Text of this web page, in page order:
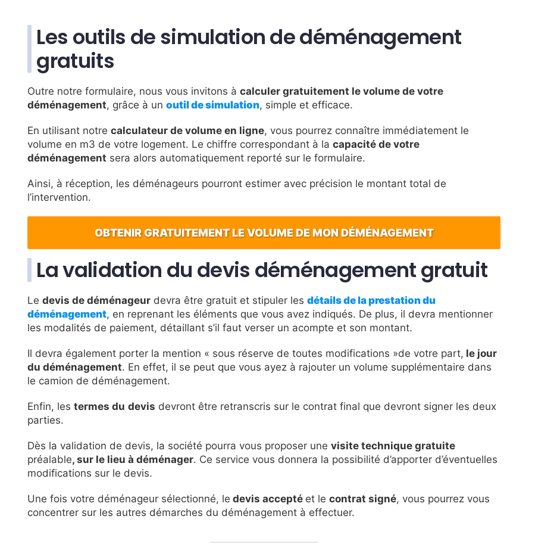
Les outils de simulation de déménagement
gratuits
Outre notre formulaire, nous vous invitons àcalculer gratuitement le volume de votre
déménagement, grâce à unoutil de simulation, simple et efficace.
En utilisant notrecalculateur de volume en ligne, vous pourrez connaître immédiatement le
volume en m3 de votre logement. Le chiffre correspondant à lacapacité de votre
déménagement sera alors automatiquement reporté sur le formulaire.
Ainsi, à réception, les déménageurs pourront estimer avec précision le montant total de
l’intervention.
OBTENIR GRATUITEMENT LE VOLUME DE MON DÉMÉNAGEMENT
La validation du devis déménagement gratuit
Ledevis de déménageur devra être gratuit et stipuler lesdétails de la prestation du
déménagement, en reprenant les éléments que vous avez indiqués. De plus, il devra mentionner
les modalités de paiement, détaillant s’il faut verser un acompte et son montant.
Il devra également porter la mention « sous réserve de toutes modifications »de votre part, le jour
du déménagement. En effet, il se peut que vous ayez à rajouter un volume supplémentaire dans
le camion de déménagement.
Enfin, lestermes du devis devront être retranscris sur le contrat final que devront signer les deux
parties.
Dès la validation de devis, la société pourra vous proposer unevisite technique gratuite
préalable, sur le lieu à déménager. Ce service vous donnera la possibilité d’apporter d’éventuelles
modifications sur le devis.
Une fois votre déménageur sélectionné, le devisaccepté et lecontrat signé, vous pourrez vous
concentrer sur les autres démarches du déménagement à effectuer.